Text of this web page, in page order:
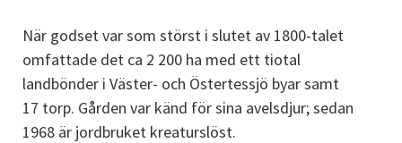
När godset var som störst i slutet av 1800-talet
omfattade det ca 2 200 ha med ett tiotal
landbönder i Väster- och Östertessjö byar samt
17 torp. Gården var känd för sina avelsdjur; sedan
1968 är jordbruket kreaturslöst.